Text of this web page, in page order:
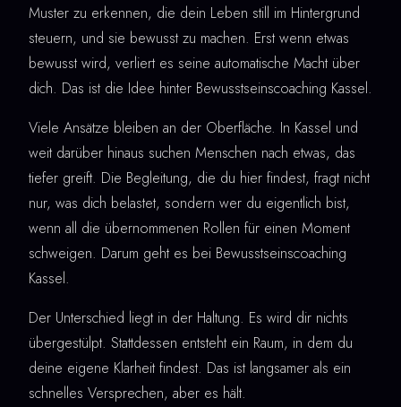
Muster zu erkennen, die dein Leben still im Hintergrund
steuern, und sie bewusst zu machen. Erst wenn etwas
bewusst wird, verliert es seine automatische Macht über
dich. Das ist die Idee hinter Bewusstseinscoaching Kassel.
Viele Ansätze bleiben an der Oberfläche. In Kassel und
weit darüber hinaus suchen Menschen nach etwas, das
tiefer greift. Die Begleitung, die du hier findest, fragt nicht
nur, was dich belastet, sondern wer du eigentlich bist,
wenn all die übernommenen Rollen für einen Moment
schweigen. Darum geht es bei Bewusstseinscoaching
Kassel.
Der Unterschied liegt in der Haltung. Es wird dir nichts
übergestülpt. Stattdessen entsteht ein Raum, in dem du
deine eigene Klarheit findest. Das ist langsamer als ein
schnelles Versprechen, aber es hält.